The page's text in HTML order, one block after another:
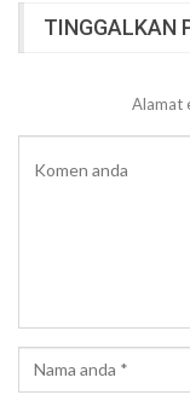
TINGGALKAN
Alamat